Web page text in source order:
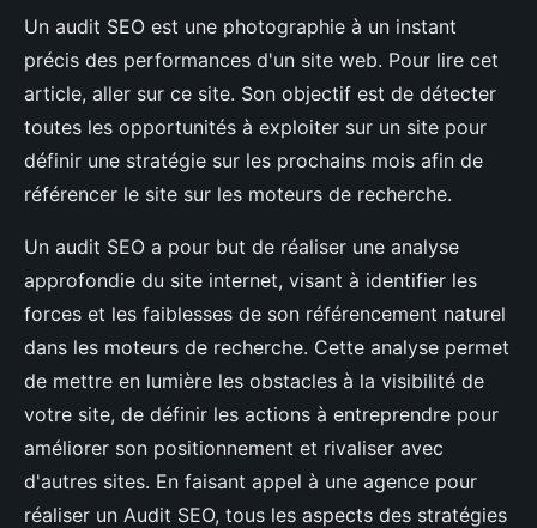
Un audit SEO est une photographie à un instant
précis des performances d'un site web. Pour lire cet
article, aller sur ce site. Son objectif est de détecter
toutes les opportunités à exploiter sur un site pour
définir une stratégie sur les prochains mois afin de
référencer le site sur les moteurs de recherche.
Un audit SEO a pour but de réaliser une analyse
approfondie du site internet, visant à identifier les
forces et les faiblesses de son référencement naturel
dans les moteurs de recherche. Cette analyse permet
de mettre en lumière les obstacles à la visibilité de
votre site, de définir les actions à entreprendre pour
améliorer son positionnement et rivaliser avec
d'autres sites. En faisant appel à une agence pour
réaliser un Audit SEO, tous les aspects des stratégies